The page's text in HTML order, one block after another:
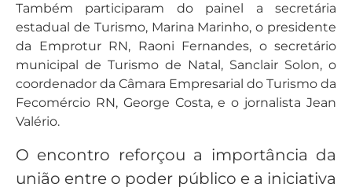
Também participaram do painel a secretária
estadual de Turismo, Marina Marinho, o presidente
da Emprotur RN, Raoni Fernandes, o secretário
municipal de Turismo de Natal, Sanclair Solon, o
coordenador da Câmara Empresarial do Turismo da
Fecomércio RN, George Costa, e o jornalista Jean
Valério.
O encontro reforçou a importância da
união entre o poder público e a iniciativa